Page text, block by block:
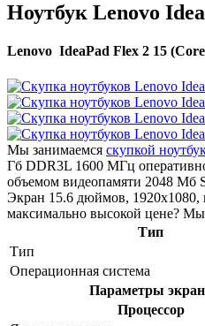
Ноутбук Lenovo
Lenovo IdeaPad Flex 2 15
Мы занимаемся скупкой
Гб DDR3L 1600 МГц
объемом видеопамяти 2048 Мб
Экран 15.6 дюймов, 1920x1080,
максимально высокой цене?
Тип
Тип
Операционная система
Параметры
Процессор